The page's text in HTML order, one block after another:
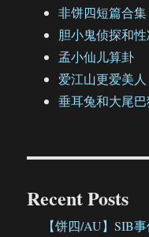
非饼四短篇合集
胆小鬼侦探和
孟小仙儿算卦
爱江山更爱美人
垂耳兔和大尾巴
Recent Posts
【饼四/AU】SIB事